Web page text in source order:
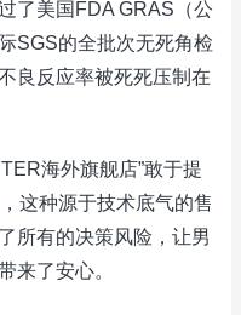
了美国FDA GRAS（公
SGS的全批次无死角检
良反应率被死死压制在
海外旗舰店”敢于提
这种源于技术底气的售
所有的决策风险，让男
来了安心。